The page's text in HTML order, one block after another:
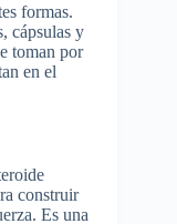
formas.
cápsulas y
toman por
en el
construir
Es una